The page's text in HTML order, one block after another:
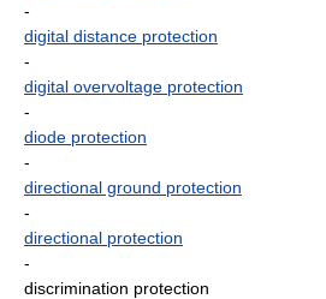
-
digital distance protection
-
digital overvoltage protection
-
diode protection
-
directional ground protection
-
directional protection
-
discrimination protection